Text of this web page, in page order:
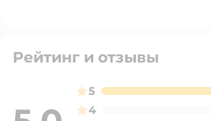
Рейтинг и отзывы
5
4